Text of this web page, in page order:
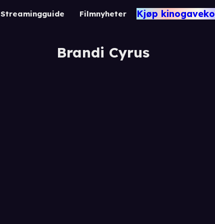
Streamingguide Filmnyheter Kjøp
Brandi Cyrus